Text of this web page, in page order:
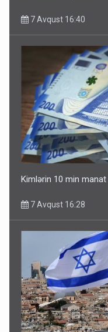
7 Avqust 16:40
Kimlərin 10 min manat
7 Avqust 16:28